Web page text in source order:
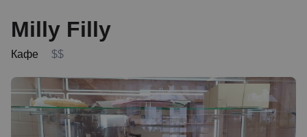
Milly Filly
Кафе $$